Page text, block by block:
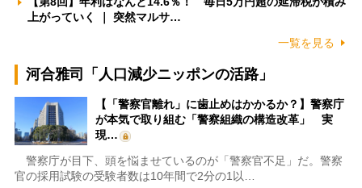
上がっていく ｜ 突然マルサ…
一覧を見る
河合雅司「人口減少ニッポンの活路」
【「警察官離れ」に歯止めはかかるか？】警察庁
が本気で取り組む「警察組織の構造改革」 実
現…
警察庁が目下、頭を悩ませているのが「警察官不足」だ。警察
官の採用試験の受験者数は10年間で2分の1以…